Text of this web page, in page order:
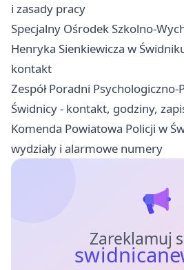
i zasady pracy
Specjalny Ośrodek Szkolno-
Henryka Sienkiewicza w
kontakt
Zespół Poradni
Świdnicy - kontakt, godziny,
Komenda Powiatowa Policji w
wydziały i alarmowe numery
Zareklamuj